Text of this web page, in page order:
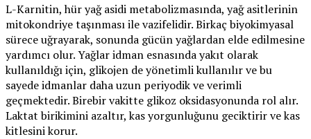
L-Karnitin, hür yağ asidi metabolizmasında, yağ asitlerinin
mitokondriye taşınması ile vazifelidir. Birkaç biyokimyasal
sürece uğrayarak, sonunda gücün yağlardan elde edilmesine
yardımcı olur. Yağlar idman esnasında yakıt olarak
kullanıldığı için, glikojen de yönetimli kullanılır ve bu
sayede idmanlar daha uzun periyodik ve verimli
geçmektedir. Birebir vakitte glikoz oksidasyonunda rol alır.
Laktat birikimini azaltır, kas yorgunluğunu geciktirir ve kas
kitlesini korur.